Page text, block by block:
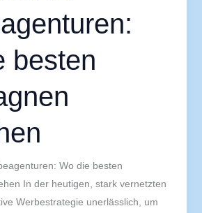
besten
Wo die besten
In der heutigen, stark vernetzten
Werbestrategie unerlässlich, um